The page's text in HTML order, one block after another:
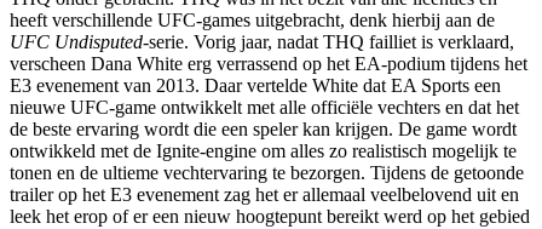
heeft verschillende UFC-games uitgebracht, denk hierbij aan de
UFC Undisputed-serie. Vorig jaar, nadat THQ failliet is verklaard,
verscheen Dana White erg verrassend op het EA-podium tijdens het
E3 evenement van 2013. Daar vertelde White dat EA Sports een
nieuwe UFC-game ontwikkelt met alle officiële vechters en dat het
de beste ervaring wordt die een speler kan krijgen. De game wordt
ontwikkeld met de Ignite-engine om alles zo realistisch mogelijk te
tonen en de ultieme vechtervaring te bezorgen. Tijdens de getoonde
trailer op het E3 evenement zag het er allemaal veelbelovend uit en
leek het erop of er een nieuw hoogtepunt bereikt werd op het gebied